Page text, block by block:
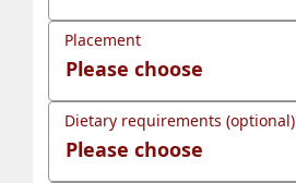
Placement
Dietary requirements (optional)